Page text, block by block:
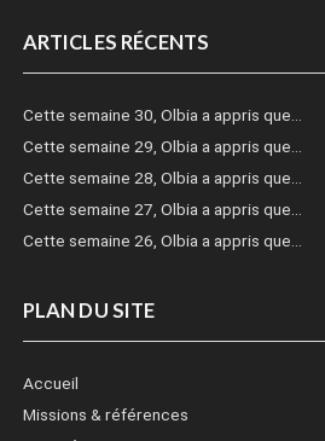
ARTICLES RÉCENTS
Cette semaine 30, Olbia a appris que…
Cette semaine 29, Olbia a appris que…
Cette semaine 28, Olbia a appris que…
Cette semaine 27, Olbia a appris que…
Cette semaine 26, Olbia a appris que…
PLAN DU SITE
Accueil
Missions & références